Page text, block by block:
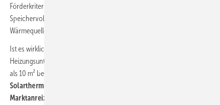
Förderkriterien, denn es geht um mehr als Kollektorfläche und
Speichervolumen. Viel wichtiger ist die tatsächliche Ausrichtung der
Wärmequellenanlagen für den winterlichen Betrieb.
Ist es wirklich seriös, ein Kollektorfeld auf einem 30°-Dach als solare
Heizungsunterstützung zu bezeichnen, nur weil die Bruttofläche mehr
als 10 m² beträgt? Es ist davon auszugehen, dass sich die
Solarthermie
Marktanreizprogramme